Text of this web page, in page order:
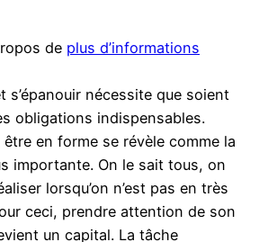
de plus d’informations
s’épanouir nécessite que soient
obligations indispensables.
en forme se révèle comme la
importante. On le sait tous, on
lorsqu’on n’est pas en très
ceci, prendre attention de son
un capital. La tâche